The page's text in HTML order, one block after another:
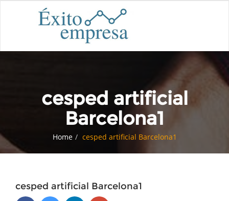
cesped artificial
Barcelona1
Home cesped artificial Barcelona1
cesped artificial Barcelona1